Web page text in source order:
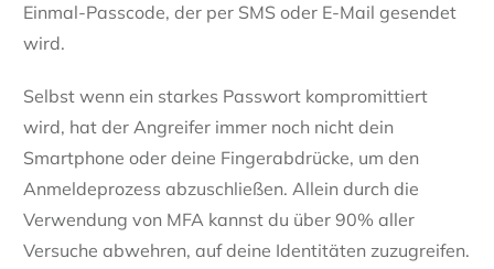
Einmal-Passcode, der per SMS oder E-Mail gesendet
wird.
Selbst wenn ein starkes Passwort kompromittiert
wird, hat der Angreifer immer noch nicht dein
Smartphone oder deine Fingerabdrücke, um den
Anmeldeprozess abzuschließen. Allein durch die
Verwendung von MFA kannst du über 90% aller
Versuche abwehren, auf deine Identitäten zuzugreifen.